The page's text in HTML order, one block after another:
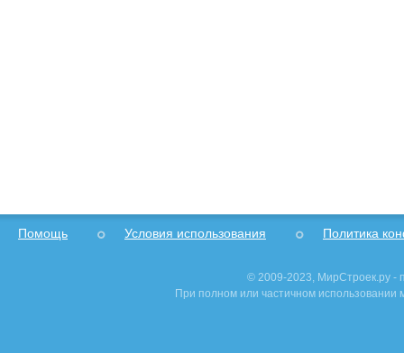
Помощь Условия использования Политика
© 2009-2023, МирСтроек.ру -
При полном или частичном использовании